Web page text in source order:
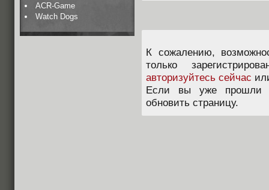
ACR-Game
Watch Dogs
К сожалению,
только
авторизуйтесь сейчас
Если вы уже прошли
обновить страницу.